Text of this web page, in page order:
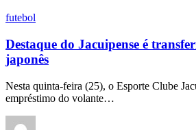
futebol
Destaque do Jacuipense é
japonês
Nesta quinta-feira (25), o Esporte Clube
empréstimo do volante…